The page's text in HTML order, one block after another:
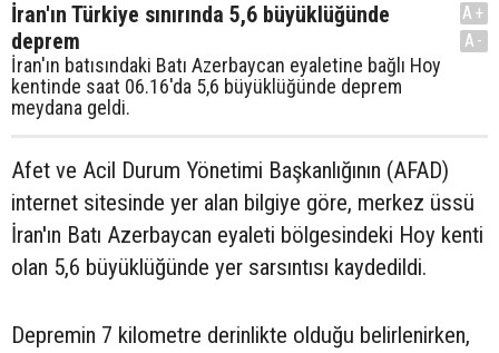
İran'ın Türkiye sınırında 5,6 büyüklüğünde
deprem
İran'ın batısındaki Batı Azerbaycan eyaletine bağlı Hoy
kentinde saat 06.16'da 5,6 büyüklüğünde deprem
meydana geldi.
A+
A-
Afet ve Acil Durum Yönetimi Başkanlığının (AFAD)
internet sitesinde yer alan bilgiye göre, merkez üssü
İran'ın Batı Azerbaycan eyaleti bölgesindeki Hoy kenti
olan 5,6 büyüklüğünde yer sarsıntısı kaydedildi.
Depremin 7 kilometre derinlikte olduğu belirlenirken,